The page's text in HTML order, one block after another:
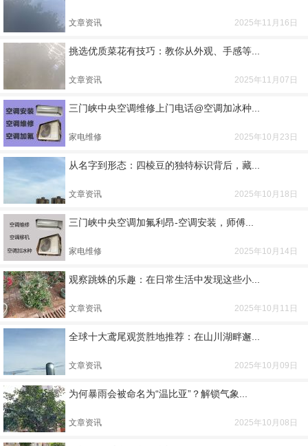
文章资讯 2025年11月16日
挑选优质菜花有技巧：教你从外观、手感等...
文章资讯 2025年11月07日
三门峡中央空调维修上门电话@空调加冰种...
家电维修 2025年10月23日
从名字到形态：四棱豆的独特标识背后，藏...
文章资讯 2025年10月18日
三门峡中央空调加氟利昂-空调安装，师傅...
家电维修 2025年10月14日
观察跳蛛的乐趣：在日常生活中发现这些小...
文章资讯 2025年10月11日
全球十大鸢尾观赏胜地推荐：在山川湖畔邂...
文章资讯 2025年10月09日
为何暴雨会被命名为“温比亚”？解锁气象...
文章资讯 2025年10月08日